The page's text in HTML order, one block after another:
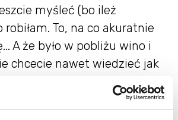
myśleć (bo ileż
robiłam. To, na co akuratnie
A że było w pobliżu wino i
chcecie nawet wiedzieć jak
skończyło. Chcecie? Dobra.
tym, że obudziłam się z